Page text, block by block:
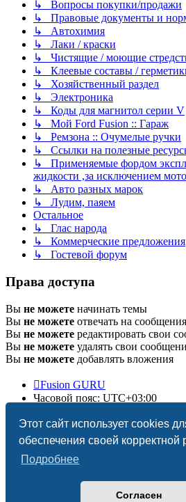
Этот сайт использует cookies
обеспечения своей корректной
Подробнее
Согласен
↳ Вопросы покупки/продажи
↳ Правовые документы и
↳ Автохимия
↳ Лаки / краски
↳ Чистящие / моющие
↳ Клеевые составы /
↳ Хозяйственный раздел
↳ Электроника
↳ Коды для магнитол серии V
↳ Мой Ford Fusion :: Гараж
↳ Ремзона :: Очумелые ручки
↳ Ссылки на полезные
↳ Применяемые фордом
жидкости ,за исключением
↳ Авто разных марок
↳ Лудим, паяем
Остальное
↳ Глас народа
↳ Коммерческие предложения
↳ Гостевой форум
Права доступа
Вы не можете начинать темы
Вы не можете отвечать на сообщения
Вы не можете редактировать свои
Вы не можете удалять свои
Вы не можете добавлять вложения
Fusion GURU
Часовой пояс: UTC+03:00
Создано на основеphpBB® Forum